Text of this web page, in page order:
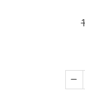
Cititoare coduri
Cititoare coduri
Cititoare coduri